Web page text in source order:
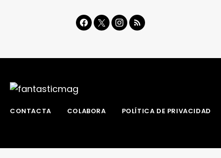
CONTACTA COLABORA POLÍTICA DE PRIVACIDAD